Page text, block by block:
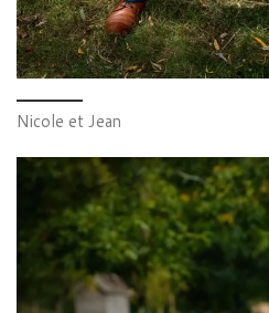
Nicole et Jean